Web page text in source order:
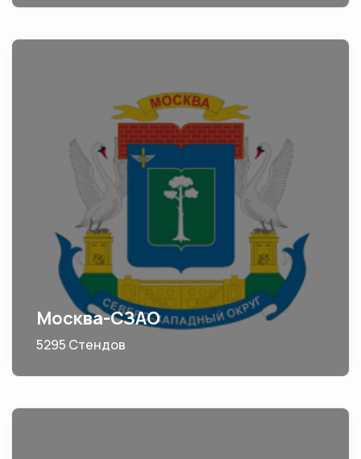
Москва-СЗАО
5295 Стендов